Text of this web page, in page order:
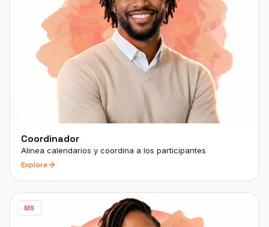
Coordinador
Alinea calendarios y coordina a los participantes
Explore
M9